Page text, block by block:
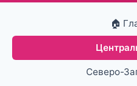
🏠
Северо-